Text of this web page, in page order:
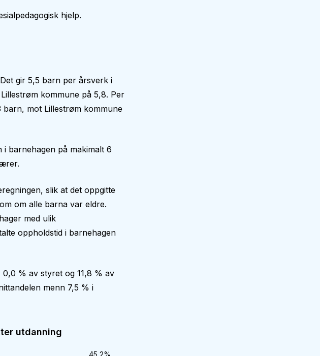
hjelp.
gir 5,5 barn per årsverk i
kommune på 5,8. Per
mot Lillestrøm kommune
barnehagen på makimalt 6
slik at det oppgitte
om alle barna var eldre.
med ulik
oppholdstid i barnehagen
0,0 % av styret og 11,8 % av
menn 7,5 % i
utdanning
45,2%